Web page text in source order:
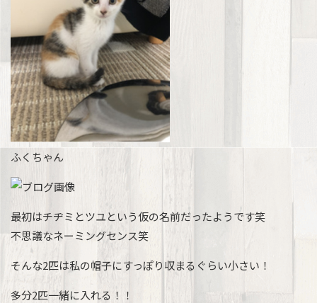
ふくちゃん
最初はチヂミとツユという仮の名前だったようです笑
不思議なネーミングセンス笑
そんな2匹は私の帽子にすっぽり収まるぐらい小さい！
多分2匹一緒に入れる！！